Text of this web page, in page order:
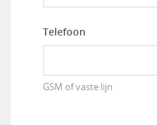
Telefoon
GSM of vaste lijn